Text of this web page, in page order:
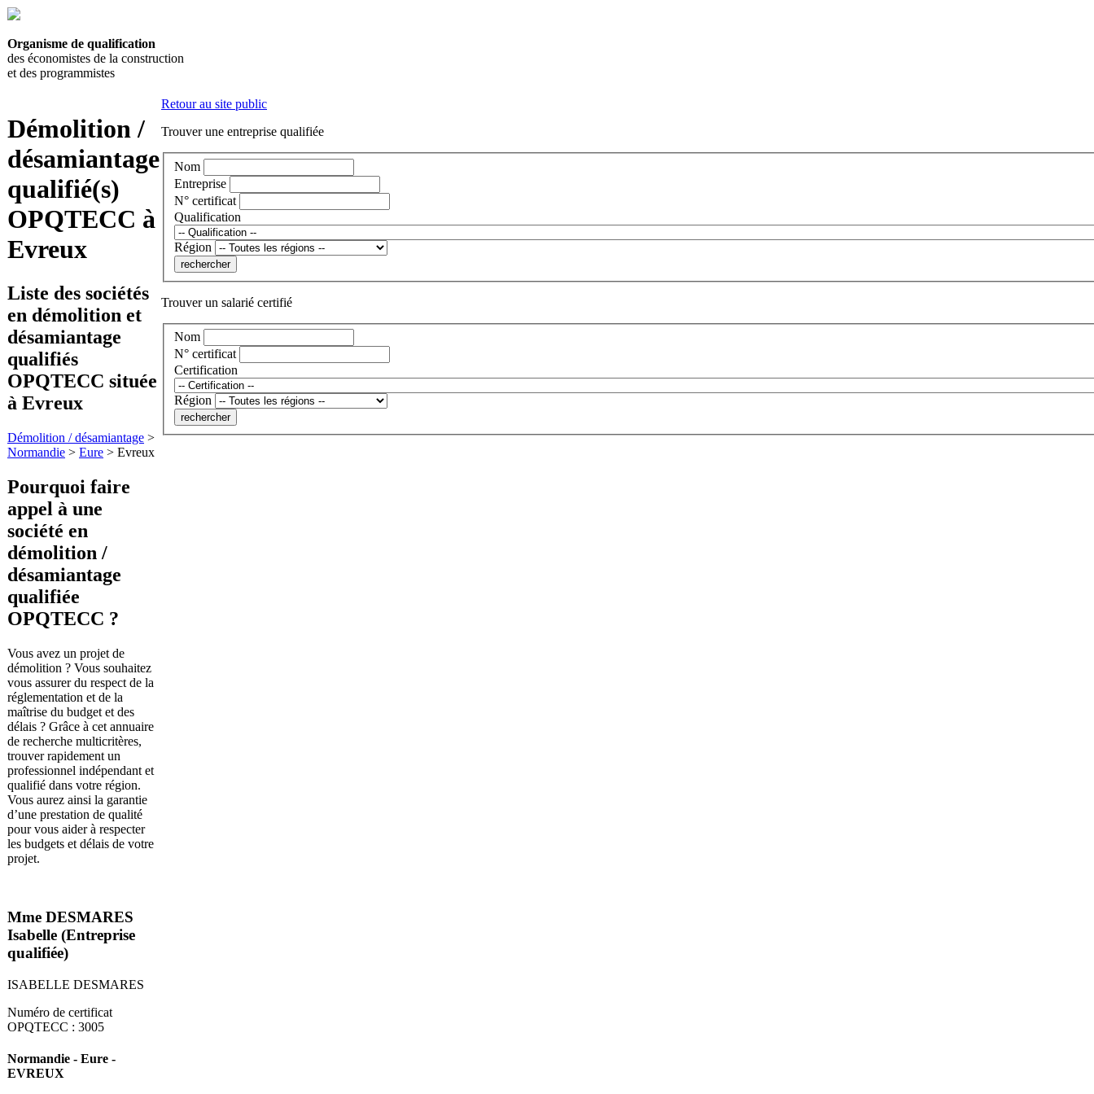
Organisme de qualification
des économistes de la construction
et des programmistes
Démolition /
désamiantage
qualifié(s)
OPQTECC à
Evreux
Liste des sociétés
en démolition et
désamiantage
qualifiés
OPQTECC située
à Evreux
Démolition / désamiantage >
Normandie > Eure > Evreux
Pourquoi faire
appel à une
société en
démolition /
désamiantage
qualifiée
OPQTECC ?
Vous avez un projet de
démolition ? Vous souhaitez
vous assurer du respect de la
réglementation et de la
maîtrise du budget et des
délais ? Grâce à cet annuaire
de recherche multicritères,
trouver rapidement un
professionnel indépendant et
qualifié dans votre région.
Vous aurez ainsi la garantie
d’une prestation de qualité
pour vous aider à respecter
les budgets et délais de votre
projet.
Mme DESMARES
Isabelle (Entreprise
qualifiée)
ISABELLE DESMARES
Numéro de certificat
OPQTECC : 3005
Normandie - Eure -
EVREUX
Retour au site public
Trouver une entreprise qualifiée
Nom
Entreprise
N° certificat
Qualification
Région
Trouver un salarié certifié
Nom
N° certificat
Certification
Région